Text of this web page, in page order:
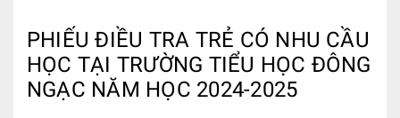
PHIẾU ĐIỀU TRA TRẺ CÓ NHU CẦU
HỌC TẠI TRƯỜNG TIỂU HỌC ĐÔNG
NGẠC NĂM HỌC 2024-2025